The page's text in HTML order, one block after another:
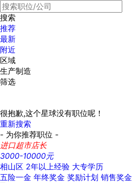
搜索
推荐
最新
附近
区域
生产制造
筛选
很抱歉,这个星球没有职位呢！
重新搜索
- 为你推荐职位 -
进口超市店长
3000-10000元
相山区 2年以上经验 大专学历
五险一金 年终奖金 奖励计划 销售奖金